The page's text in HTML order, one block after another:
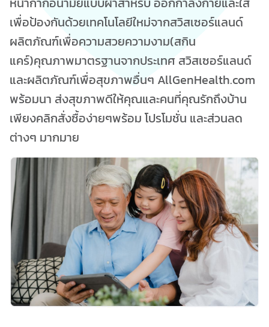
เพื่อป้องกันด้วยเทคโนโลยีใหม่จากสวิสเซอร์แลนด์
ผลิตภัณฑ์เพื่อความสวยความงาม(สกิน
แคร์)คุณภาพมาตรฐานจากประเทศ สวิสเซอร์แลนด์
และผลิตภัณฑ์เพื่อสุขภาพอื่นๆ AllGenHealth.com
พร้อมนา ส่งสุขภาพดีให้คุณและคนที่คุณรักถึงบ้าน
เพียงคลิกสั่งซื้อง่ายๆพร้อม โปรโมชั่น และส่วนลด
ต่างๆ มากมาย